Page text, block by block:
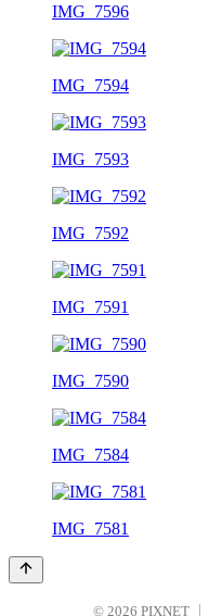
IMG_7596
IMG_7594
IMG_7593
IMG_7592
IMG_7591
IMG_7590
IMG_7584
IMG_7581
© 2026 PIXNET